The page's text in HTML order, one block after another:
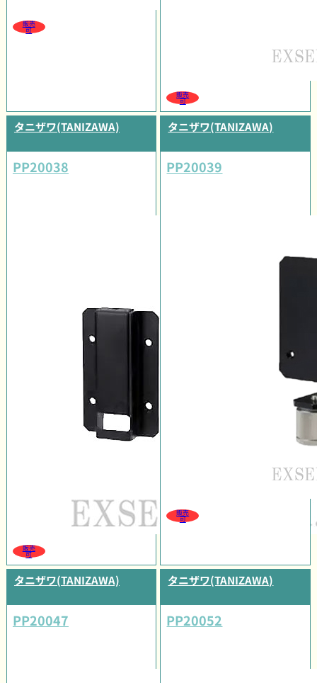
販売
可
販売
可
タニザワ(TANIZAWA)
PP20038
販売
可
タニザワ(TANIZAWA)
PP20039
販売
可
タニザワ(TANIZAWA)
PP20047
タニザワ(TANIZAWA)
PP20052